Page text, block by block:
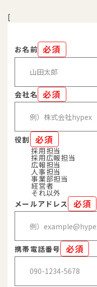
[
お名前 必須
会社名 必須
役割 必須
採用担当
採用広報担当
広報担当
人事担当
事業部担当
経営者
それ以外
メールアドレス
必須
携帯電話番号 必須